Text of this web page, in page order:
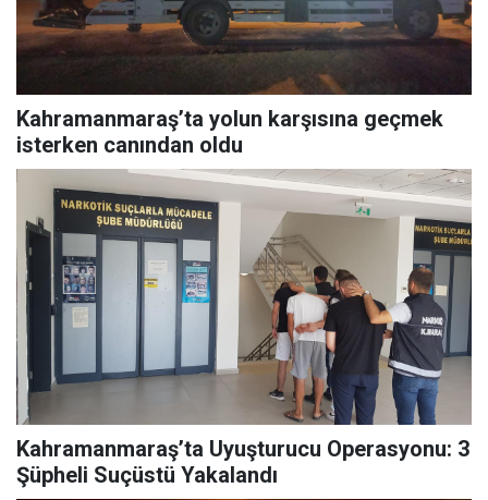
Kahramanmaraş’ta yolun karşısına geçmek
isterken canından oldu
Kahramanmaraş’ta Uyuşturucu Operasyonu: 3
Şüpheli Suçüstü Yakalandı